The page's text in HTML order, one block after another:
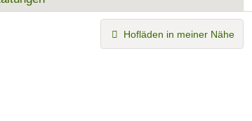
Hofläden in meiner Nähe